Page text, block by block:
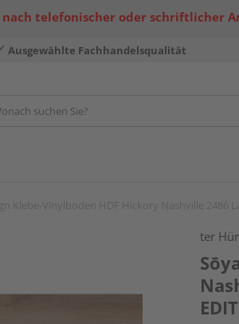
telefonischer oder schriftlicher
Ausgewählte Fachhandelsqualität
ter